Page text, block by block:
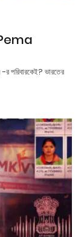
Pema
পরিবারকেই? ভারতের